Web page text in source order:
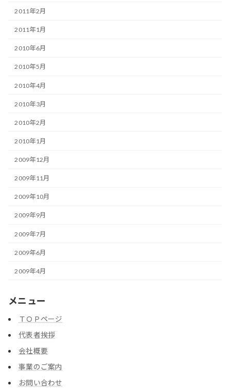
2011年2月
2011年1月
2010年6月
2010年5月
2010年4月
2010年3月
2010年2月
2010年1月
2009年12月
2009年11月
2009年10月
2009年9月
2009年7月
2009年6月
2009年4月
メニュー
ＴＯＰページ
代表者挨拶
会社概要
事業のご案内
お問い合わせ